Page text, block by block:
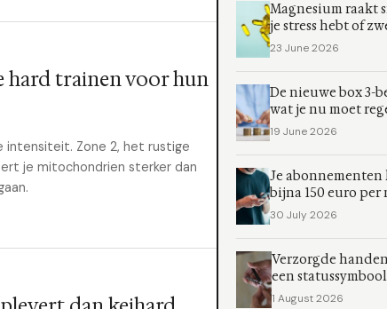
hard trainen voor hun
intensiteit. Zone 2, het rustige
je mitochondrien sterker dan
Magnesium raakt
je stress hebt of
23 June 2026
De nieuwe box 3-
wat je nu moet
19 June 2026
Je abonnementen
bijna 150 euro per
30 July 2026
Verzorgde
een statussymbool
1 August 2026